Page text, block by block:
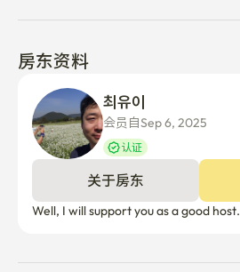
房东资料
会员自Sep 6, 2025
认证
关于房东
Well, I will support you as a good host.